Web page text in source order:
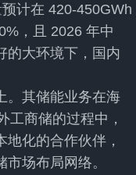
计在 420-450GWh
，且 2026 年中
的大环境下，国内
。其储能业务在海
工商储的过程中，
化的合作伙伴，
场布局网络。